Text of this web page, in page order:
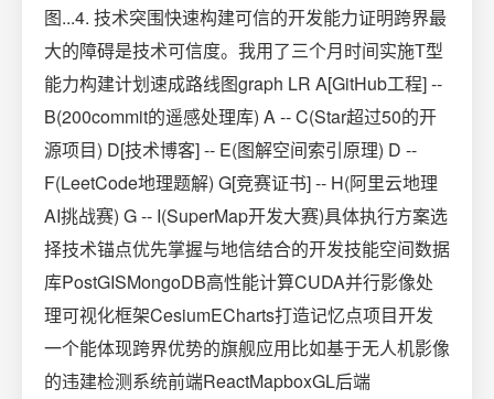
图...4. 技术突围快速构建可信的开发能力证明跨界最
大的障碍是技术可信度。我用了三个月时间实施T型
能力构建计划速成路线图graph LR A[GitHub工程] --
B(200commit的遥感处理库) A -- C(Star超过50的开
源项目) D[技术博客] -- E(图解空间索引原理) D --
F(LeetCode地理题解) G[竞赛证书] -- H(阿里云地理
AI挑战赛) G -- I(SuperMap开发大赛)具体执行方案选
择技术锚点优先掌握与地信结合的开发技能空间数据
库PostGISMongoDB高性能计算CUDA并行影像处
理可视化框架CesiumECharts打造记忆点项目开发
一个能体现跨界优势的旗舰应用比如基于无人机影像
的违建检测系统前端ReactMapboxGL后端